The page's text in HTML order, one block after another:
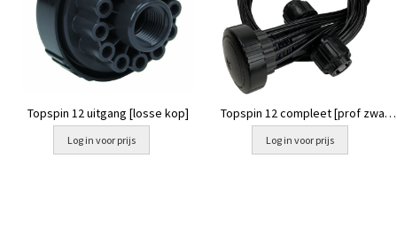
Topspin 12 uitgang [losse kop]
Log in voor prijs
Topspin 12 compleet [prof zwart
16mm]
Log in voor prijs